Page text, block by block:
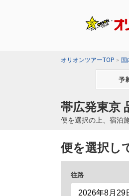
オリオンツアーTOP 国
帯広発東京
便を選択の上、宿泊
便を選択し
往路